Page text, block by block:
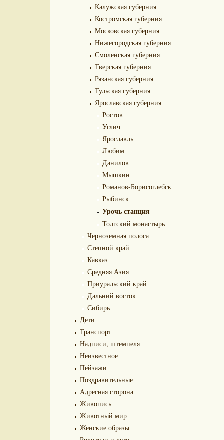
Калужская губерния
Костромская губерния
Московская губерния
Нижегородская губерния
Смоленская губерния
Тверская губерния
Рязанская губерния
Тульская губерния
Ярославская губерния
Ростов
Углич
Ярославль
Любим
Данилов
Мышкин
Романов-Борисоглебск
Рыбинск
Урочь станция
Толгский монастырь
Черноземная полоса
Степной край
Кавказ
Средняя Азия
Приуральский край
Дальний восток
Сибирь
Дети
Транспорт
Надписи, штемпеля
Неизвестное
Пейзажи
Поздравительные
Адресная сторона
Живопись
Животный мир
Женские образы